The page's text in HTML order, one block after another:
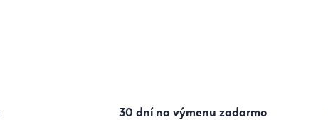
30 dní na výmenu zadarmo